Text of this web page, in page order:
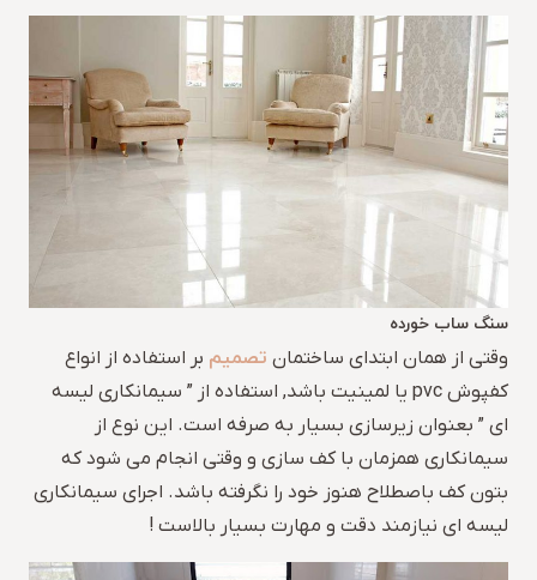
سنگ ساب خورده
وقتی از همان ابتدای ساختمان تصمیم بر استفاده از انواع
کفپوش pvc یا لمینیت باشد, استفاده از ” سیمانکاری لیسه
ای ” بعنوان زیرسازی بسیار به صرفه است. این نوع از
سیمانکاری همزمان با کف سازی و وقتی انجام می شود که
بتون کف باصطلاح هنوز خود را نگرفته باشد. اجرای سیمانکاری
لیسه ای نیازمند دقت و مهارت بسیار بالاست !